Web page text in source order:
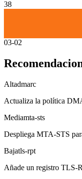
38
03-02
Altadmarc
Actualiza la política
Mediamta-sts
Despliega MTA-STS
Bajatls-rpt
Añade un registro TLS-